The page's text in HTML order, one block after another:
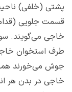
پشتی (خلفی)
خاجی می‌گویند.
طرف استخوان
جوش می‌خورند
خاجی در بدن هر